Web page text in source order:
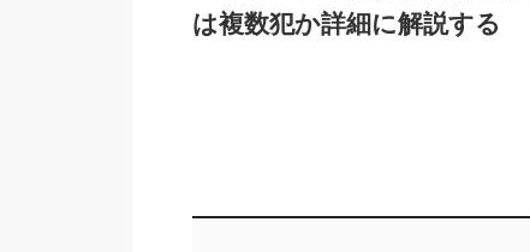
は複数犯か詳細に解説する